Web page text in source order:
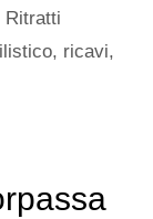
Ritratti
, ricavi,